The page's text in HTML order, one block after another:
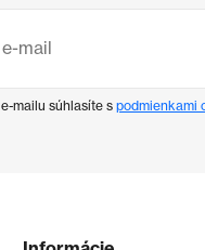
mailu súhlasíte s podmienkami